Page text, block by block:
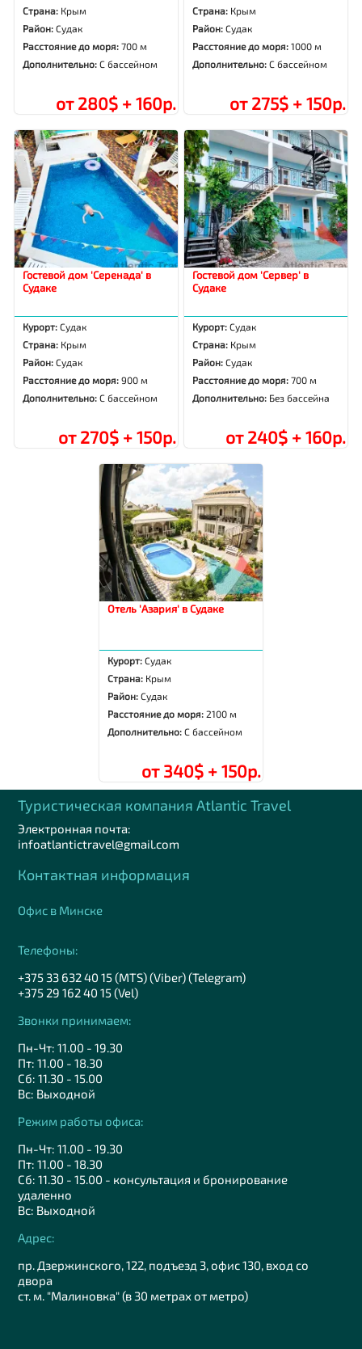
Страна: Крым
Район:Судак
Расстояние до моря:700 м
Дополнительно:С бассейном
от 280$ + 160р.
Страна: Крым
Район:Судак
Расстояние до моря:1000 м
Дополнительно:С бассейном
от 275$ + 150р.
Гостевой дом 'Серенада' в
Судаке
Курорт:Судак
Страна: Крым
Район:Судак
Расстояние до моря:900 м
Дополнительно:С бассейном
от 270$ + 150р.
Гостевой дом 'Сервер' в
Судаке
Курорт:Судак
Страна: Крым
Район:Судак
Расстояние до моря:700 м
Дополнительно: Без бассейна
от 240$ + 160р.
Отель 'Азария' в Судаке
Курорт:Судак
Страна: Крым
Район:Судак
Расстояние до моря:2100 м
Дополнительно:С бассейном
от 340$ + 150р.
Туристическая компания Аtlantic Travel
Электронная почта:
infoatlantictravel@gmail.com
Контактная информация
Офис в Минске
Телефоны:
+375 33 632 40 15 (MTS) (Viber) (Telegram)
+375 29 162 40 15 (Vel)
Звонки принимаем:
Пн-Чт: 11.00 - 19.30
Пт: 11.00 - 18.30
Сб: 11.30 - 15.00
Вс: Выходной
Режим работы офиса:
Пн-Чт: 11.00 - 19.30
Пт: 11.00 - 18.30
Сб: 11.30 - 15.00 - консультация и бронирование
удаленно
Вс: Выходной
Адрес:
пр. Дзержинского, 122, подъезд 3, офис 130, вход со
двора
ст. м. "Малиновка" (в 30 метрах от метро)